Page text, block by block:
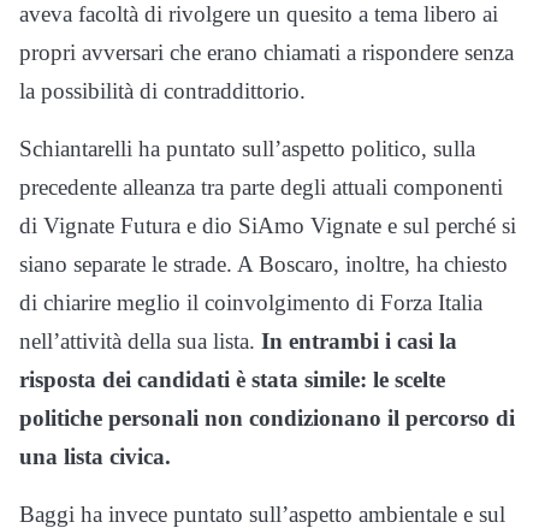
aveva facoltà di rivolgere un quesito a tema libero ai
propri avversari che erano chiamati a rispondere senza
la possibilità di contraddittorio.
Schiantarelli ha puntato sull’aspetto politico, sulla
precedente alleanza tra parte degli attuali componenti
di Vignate Futura e dio SiAmo Vignate e sul perché si
siano separate le strade. A Boscaro, inoltre, ha chiesto
di chiarire meglio il coinvolgimento di Forza Italia
nell’attività della sua lista. In entrambi i casi la
risposta dei candidati è stata simile: le scelte
politiche personali non condizionano il percorso di
una lista civica.
Baggi ha invece puntato sull’aspetto ambientale e sul